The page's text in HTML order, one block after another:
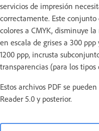
servicios de impresión
correctamente. Este conjunto
colores a CMYK, disminuye
en escala de grises a 300
1200 ppp, incrusta
transparencias (para los
Estos archivos PDF se
Reader 5.0 y posterior.